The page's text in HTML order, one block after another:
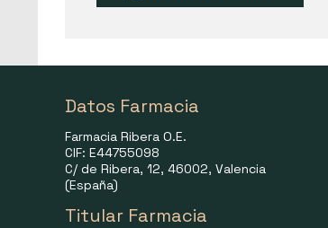
Datos Farmacia
Farmacia Ribera O.E.
CIF: E44755098
C/ de Ribera, 12, 46002, Valencia
(España)
Titular Farmacia